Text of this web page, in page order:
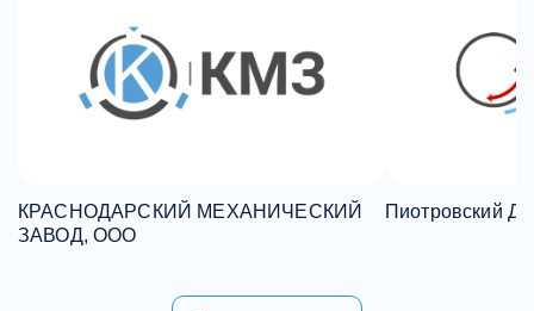
КРАСНОДАРСКИЙ МЕХАНИЧЕСКИЙ
ЗАВОД, ООО
Пиотровский